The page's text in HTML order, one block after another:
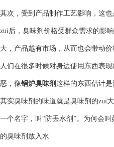
其次，受到产品制作工艺影响，这
zui后，臭味剂价格受群众需求的影
大，产品越有市场，从而也会带动价
人们在很多时候对身边使用东西表
恶，像锅炉臭味剂 这样的东西估计
其实臭味剂的味道就是臭味剂的zui
一个名字，叫“防丢水剂”。为何会
的臭味剂放入水